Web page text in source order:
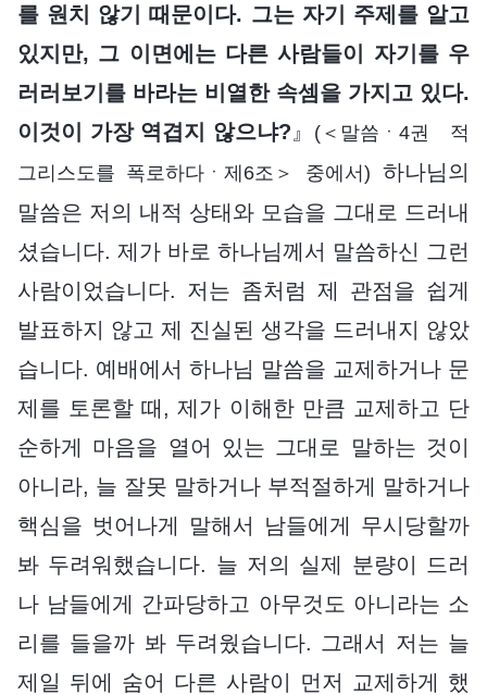
를 원치 않기 때문이다. 그는 자기 주제를 알고
있지만, 그 이면에는 다른 사람들이 자기를 우
러러보기를 바라는 비열한 속셈을 가지고 있다.
이것이 가장 역겹지 않으냐? 』
(＜말씀ㆍ4권 적
그리스도를 폭로하다ㆍ제6조＞ 중에서) 하나님의
말씀은 저의 내적 상태와 모습을 그대로 드러내
셨습니다. 제가 바로 하나님께서 말씀하신 그런
사람이었습니다. 저는 좀처럼 제 관점을 쉽게
발표하지 않고 제 진실된 생각을 드러내지 않았
습니다. 예배에서 하나님 말씀을 교제하거나 문
제를 토론할 때, 제가 이해한 만큼 교제하고 단
순하게 마음을 열어 있는 그대로 말하는 것이
아니라, 늘 잘못 말하거나 부적절하게 말하거나
핵심을 벗어나게 말해서 남들에게 무시당할까
봐 두려워했습니다. 늘 저의 실제 분량이 드러
나 남들에게 간파당하고 아무것도 아니라는 소
리를 들을까 봐 두려웠습니다. 그래서 저는 늘
제일 뒤에 숨어 다른 사람이 먼저 교제하게 했